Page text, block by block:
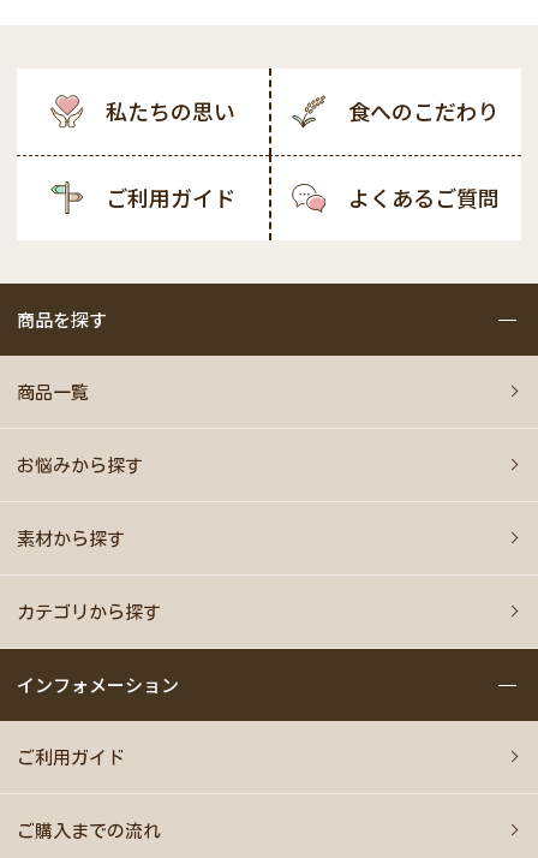
私たちの思い 食へのこだわり
ご利用ガイド よくあるご質問
商品を探す
商品一覧
お悩みから探す
素材から探す
カテゴリから探す
インフォメーション
ご利用ガイド
ご購入までの流れ